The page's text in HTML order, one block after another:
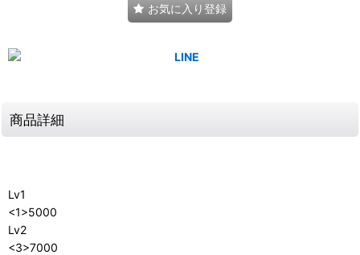
お気に入り登録
商品詳細
Lv1
<1>5000
Lv2
<3>7000